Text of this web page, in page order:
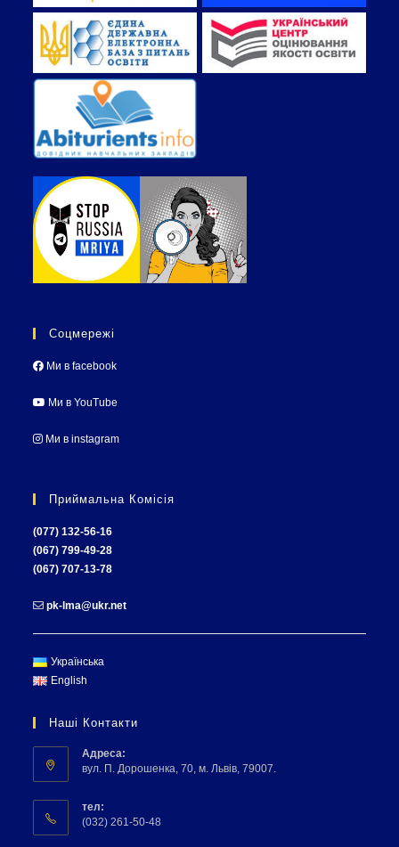
Соцмережі
Ми в facebook
Ми в YouTube
Ми в instagram
Приймальна Комісія
(077) 132-56-16
(067) 799-49-28
(067) 707-13-78
pk-lma@ukr.net
Українська
English
Наші Контакти
Адреса:
вул. П. Дорошенка, 70, м. Львів, 79007.
тел:
(032) 261-50-48